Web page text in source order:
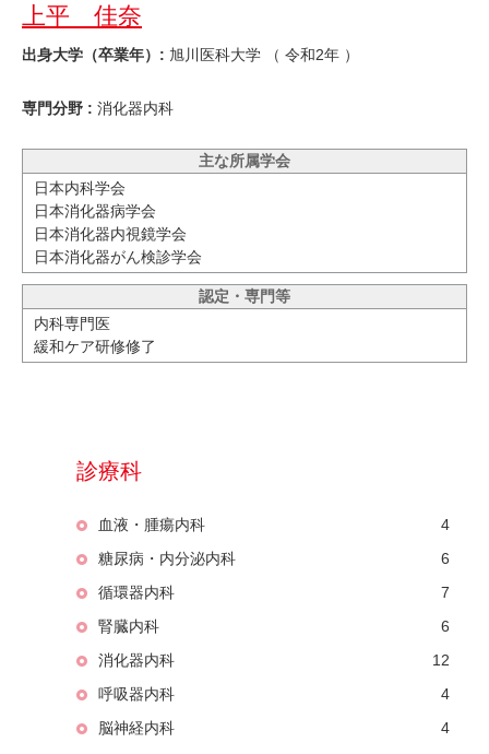
上平 佳奈
出身大学（卒業年）: 旭川医科大学 （ 令和2年 ）
専門分野 : 消化器内科
主な所属学会
日本内科学会
日本消化器病学会
日本消化器内視鏡学会
日本消化器がん検診学会
認定・専門等
内科専門医
緩和ケア研修修了
診療科
血液・腫瘍内科
4
糖尿病・内分泌内科
6
循環器内科
7
腎臓内科
6
消化器内科
12
呼吸器内科
4
脳神経内科
4